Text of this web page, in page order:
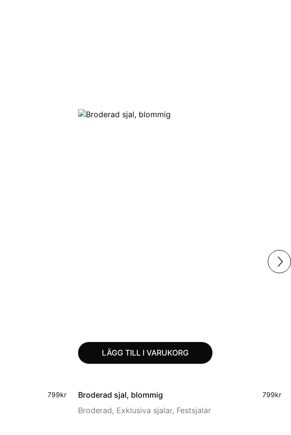
799kr
LÄGG TILL I VARUKORG
Broderad sjal, blommig 799kr
Broderad, Exklusiva sjalar, Festsjalar